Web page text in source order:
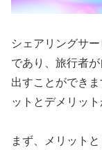
シェアリングサ
であり、旅行者
出すことができ
ットとデメリット
まず、メリット